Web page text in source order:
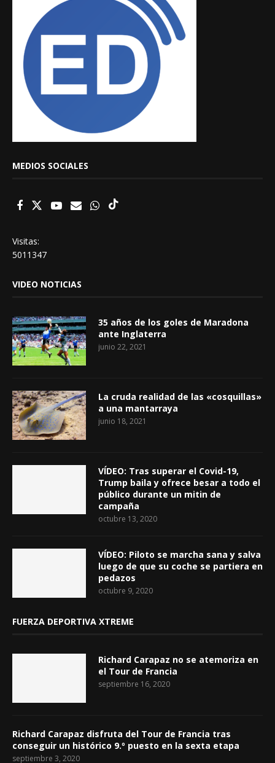
MEDIOS SOCIALES
Visitas:
5011347
VIDEO NOTICIAS
35 años de los goles de Maradona
ante Inglaterra
junio 22, 2021
La cruda realidad de las «cosquillas»
a una mantarraya
junio 18, 2021
VÍDEO: Tras superar el Covid-19,
Trump baila y ofrece besar a todo el
público durante un mitin de
campaña
octubre 13, 2020
VÍDEO: Piloto se marcha sana y salva
luego de que su coche se partiera en
pedazos
octubre 9, 2020
FUERZA DEPORTIVA XTREME
Richard Carapaz no se atemoriza en
el Tour de Francia
septiembre 16, 2020
Richard Carapaz disfruta del Tour de Francia tras
conseguir un histórico 9.º puesto en la sexta etapa
septiembre 3, 2020